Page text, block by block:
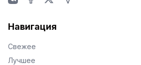
Навигация
Свежее
Лучшее